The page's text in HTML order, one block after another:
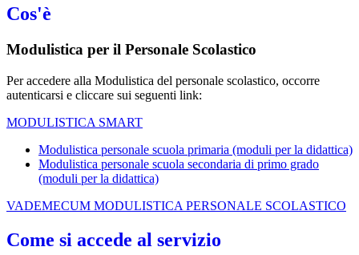
Cos'è
Modulistica per il Personale Scolastico
Per accedere alla Modulistica del personale scolastico, occorre
autenticarsi e cliccare sui seguenti link:
MODULISTICA SMART
Modulistica personale scuola primaria (moduli per la didattica)
Modulistica personale scuola secondaria di primo grado
(moduli per la didattica)
VADEMECUM MODULISTICA PERSONALE SCOLASTICO
Come si accede al servizio